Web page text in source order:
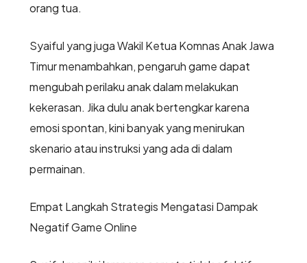
orang tua.
Syaiful yang juga Wakil Ketua Komnas Anak Jawa
Timur menambahkan, pengaruh game dapat
mengubah perilaku anak dalam melakukan
kekerasan. Jika dulu anak bertengkar karena
emosi spontan, kini banyak yang menirukan
skenario atau instruksi yang ada di dalam
permainan.
Empat Langkah Strategis Mengatasi Dampak
Negatif Game Online